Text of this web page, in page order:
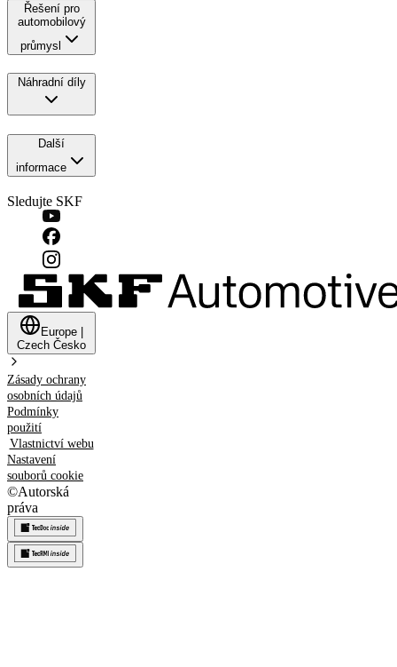
Řešení pro
automobilový
průmysl
Náhradní díly
Další
informace
Sledujte SKF
Europe
Czech Česko
Zásady ochrany
osobních údajů
Podmínky
použití
Vlastnictví webu
Nastavení
souborů cookie
©Autorská
práva